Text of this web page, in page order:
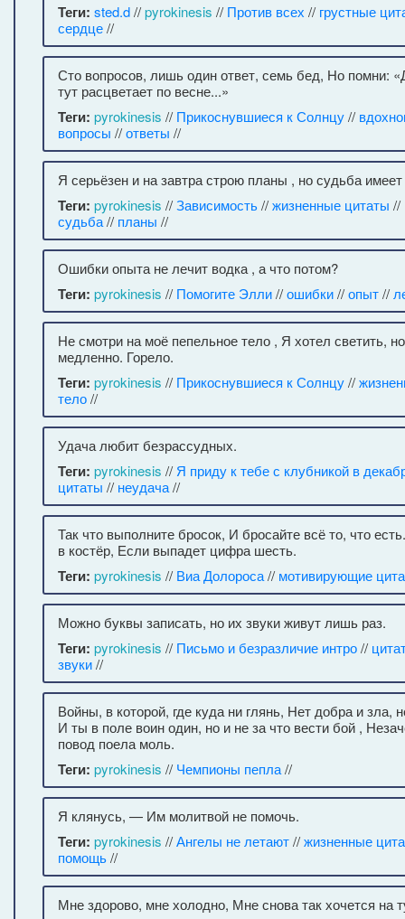
Теги: sted.d//pyrokinesis // Против всех // грустные
сердце//
Сто вопросов, лишь один ответ, семь бед, Но помни:
тут расцветает по весне...»
Теги: pyrokinesis // Прикоснувшиеся к Солнцу//
вопросы //ответы //
Я серьёзен и на завтра строю планы , но судьба
Теги: pyrokinesis //Зависимость//жизненные цитаты //
судьба// планы //
Ошибки опыта не лечит водка , а что потом?
Теги: pyrokinesis // Помогите Элли//ошибки//опыт//
Не смотри на моё пепельное тело , Я хотел светить,
медленно. Горело.
Теги: pyrokinesis // Прикоснувшиеся к Солнцу//
тело//
Удача любит безрассудных.
Теги: pyrokinesis // Я приду к тебе с клубникой в
цитаты // неудача//
Так что выполните бросок, И бросайте всё то, что
в костёр, Если выпадет цифра шесть.
Теги: pyrokinesis // Виа Долороса// мотивирующие
Можно буквы записать, но их звуки живут лишь раз.
Теги: pyrokinesis // Письмо и безразличие интро//
звуки//
Войны, в которой, где куда ни глянь, Нет добра и зла,
И ты в поле воин один, но и не за что вести бой ,
повод поела моль.
Теги: pyrokinesis // Чемпионы пепла//
Я клянусь, — Им молитвой не помочь.
Теги: pyrokinesis //Ангелы не летают//жизненные
помощь//
Мне здорово, мне холодно, Мне снова так хочется на